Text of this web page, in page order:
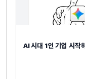
AI 시대 1인 기업 시작